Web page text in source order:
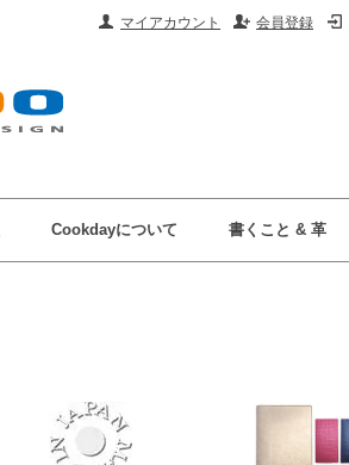
会員登録
マイアカウント
Cookdayについて 書くこと & 革